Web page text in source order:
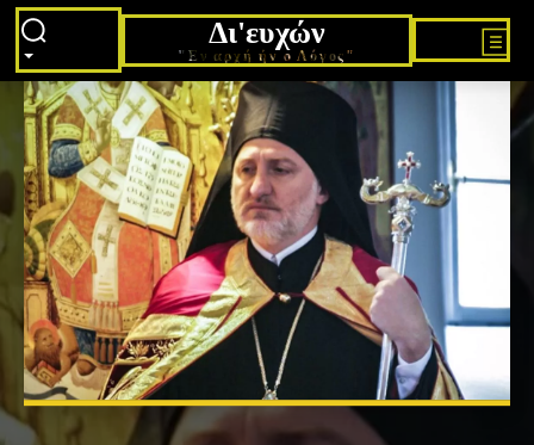
Δι'ευχών
"Εν αρχή ήν ο Λόγος"